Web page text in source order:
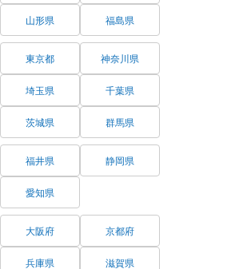
山形県 福島県
東京都 神奈川県
埼玉県 千葉県
茨城県 群馬県
福井県 静岡県
愛知県
大阪府 京都府
兵庫県 滋賀県